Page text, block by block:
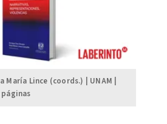
María Lince (coords.) | UNAM |
páginas